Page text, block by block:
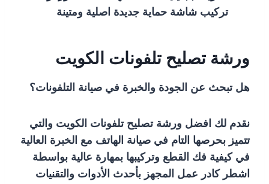
تركيب شاشة حماية جديدة اصلية ومتينة
ورشة تصليح تلفونات الكويت
هل تبحث عن الجودة والخبرة في صيانة التلفونات؟
نقدم لك افضل ورشة تصليح تلفونات الكويت والتي
تتميز بحرصها التام في صيانة الهاتف مع الخبرة العالية
في كيفية فك القطع وتركيبها بمهارة عالية بواسطة
اشطر كادر عمل المجهز بأحدث الأدوات والتقنيات